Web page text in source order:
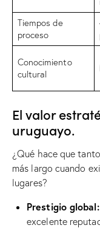
Tiempos de
proceso
Conocimiento
cultural
El valor
uruguayo.
¿Qué hace que
más largo cuando
lugares?
Prestigio global:
excelente